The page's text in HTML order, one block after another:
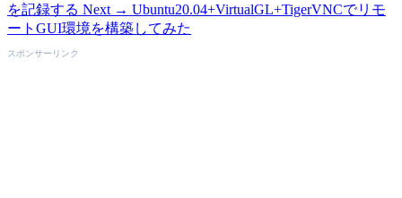
を記録する Next → Ubuntu20.04+VirtualGL+TigerVNCでリモ
ートGUI環境を構築してみた
スポンサーリンク